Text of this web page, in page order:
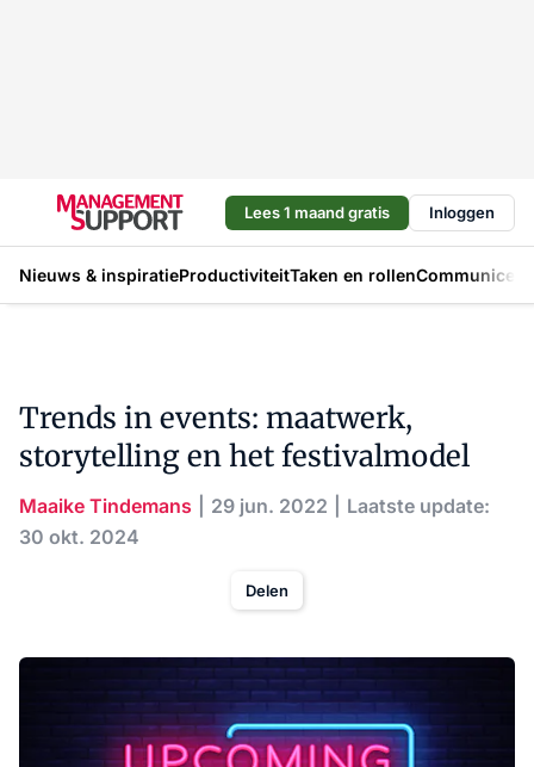
Lees 1 maand gratis Inloggen
Nieuws & inspiratieProductiviteitTaken en rollen
Trends in events: maatwerk,
storytelling en het festivalmodel
Maaike Tindemans 29 jun. 2022
Laatste update:
30 okt. 2024
Delen